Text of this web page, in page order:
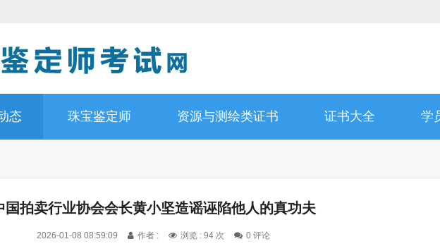
态 珠宝鉴定师 资源与测绘类证书 证书大全 学
国拍卖行业协会会长黄小坚造谣诬陷他人的真功夫
2026-01-08 08:59:09 作者 : 浏览 : 94 次 0 评论